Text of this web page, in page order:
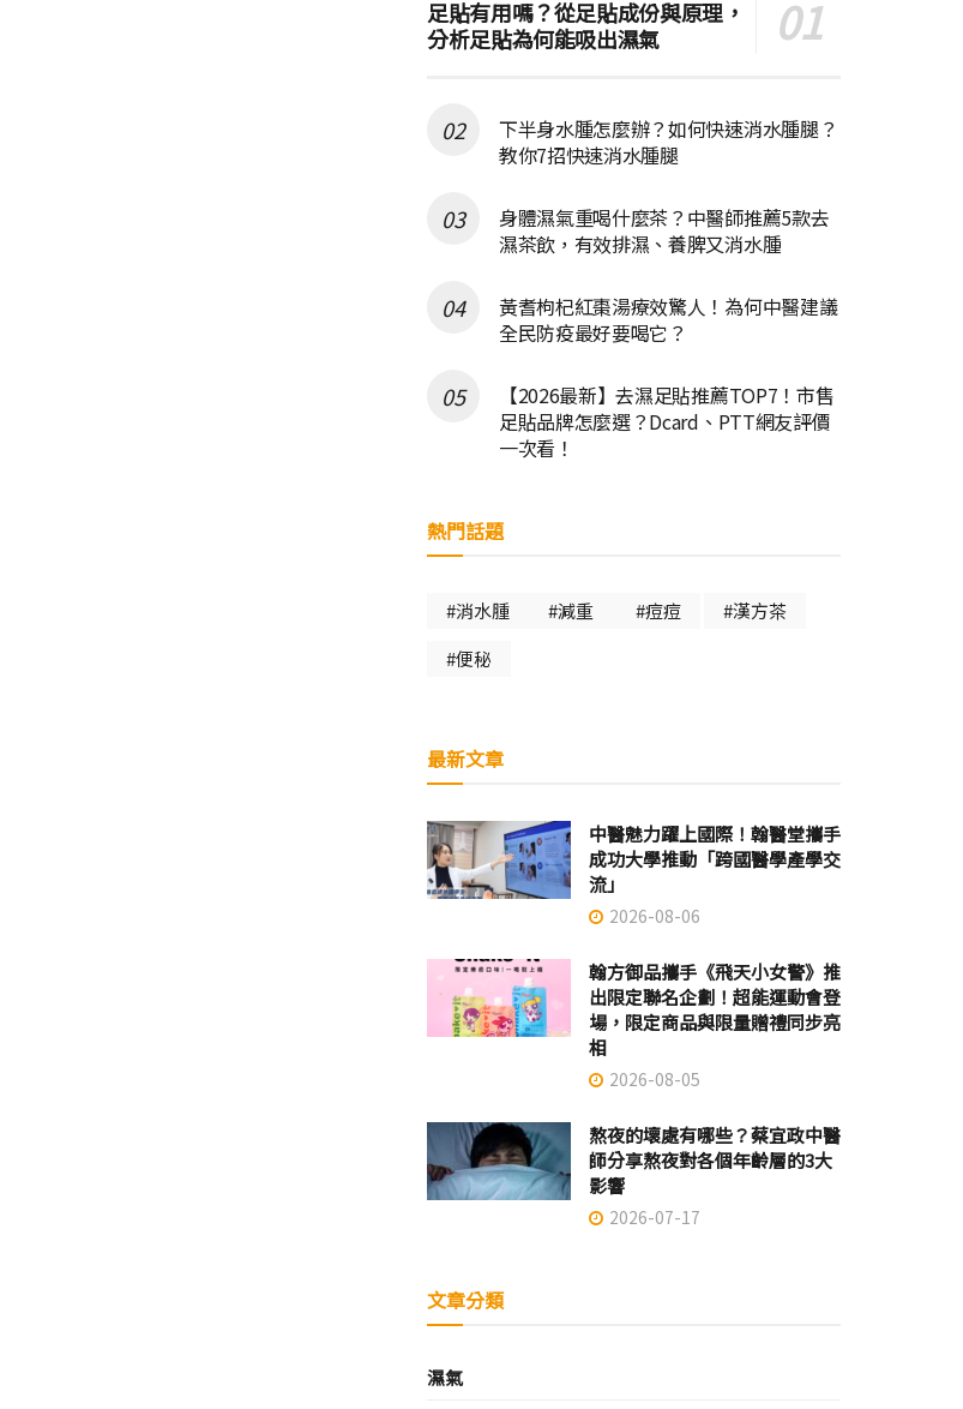
足貼有用嗎？從足貼成份與原理，
分析足貼為何能吸出濕氣
下半身水腫怎麼辦？如何快速消水腫腿？
教你7招快速消水腫腿
身體濕氣重喝什麼茶？中醫師推薦5款去
濕茶飲，有效排濕、養脾又消水腫
黃耆枸杞紅棗湯療效驚人！為何中醫建議
全民防疫最好要喝它？
【2026最新】去濕足貼推薦TOP7！市售
足貼品牌怎麼選？Dcard、PTT網友評價
一次看！
熱門話題
#消水腫 #減重 #痘痘
#漢方茶
#便秘
最新文章
中醫魅力躍上國際！翰醫堂攜手
成功大學推動「跨國醫學產學交
流」
2026-08-06
翰方御品攜手《飛天小女警》推
出限定聯名企劃！超能運動會登
場，限定商品與限量贈禮同步亮
相
2026-08-05
熬夜的壞處有哪些？蔡宜政中醫
師分享熬夜對各個年齡層的3大
影響
2026-07-17
文章分類
濕氣